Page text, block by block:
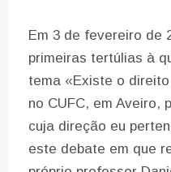
Em 3 de fevereiro de
primeiras tertúlias à
tema «Existe o
no CUFC, em Aveiro,
cuja direção eu
este debate em que